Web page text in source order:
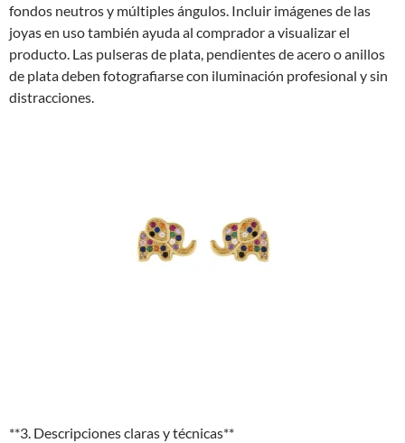
fondos neutros y múltiples ángulos. Incluir imágenes de las
joyas en uso también ayuda al comprador a visualizar el
producto. Las pulseras de plata, pendientes de acero o anillos
de plata deben fotografiarse con iluminación profesional y sin
distracciones.
**3. Descripciones claras y técnicas**